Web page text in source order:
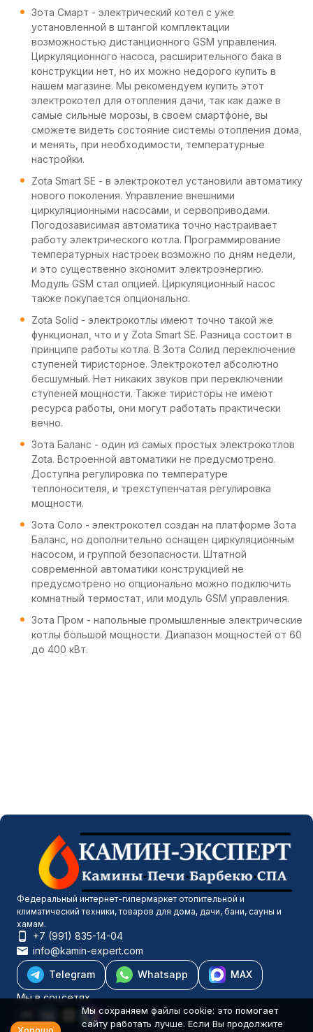
Зота Смарт - электрический котел с уже
установленной в штангой комплектации
возможностью дистанционного GSM управления.
Циркуляционного насоса, расширительного бака в
конструкции нет, но их можно недорого купить в
нашем магазине. Мы рекомендуем купить этот
электрокотел для отопления дачи, так как даже в
самые сильные морозы, в своем смартфоне, вы
сможете видеть состояние системы отопления дома,
и менять, при необходимости, температурные
настройки.
Zota Smart SE - в электрокотел установили автоматику
нового поколения. Управление внешними
циркуляционными насосами, и сервоприводами.
Погодозависимая автоматика точно настраивает
работу электрического котла. Программирование
температурных настроек возможно по дням недели,
и это существенно экономит электроэнергию.
Модуль GSM стал опцией. Циркуляционный насос
также покупается опционально.
Zota Solid - электрокотлы имеют точно такой же
функционал, что и у Zota Smart SE. Разница состоит в
принципе работы котла. В Зота Солид переключение
ступеней тиристорное. Электрокотел абсолютно
бесшумный. Нет никаких звуков при переключении
ступеней мощности. Также тиристоры не имеют
ресурса работы, они могут работать практически
вечно.
Зота Баланс - один из самых простых электрокотлов
Zota. Встроенной автоматики не предусмотрено.
Доступна регулировка по температуре
теплоносителя, и трехступенчатая регулировка
мощности.
Зота Соло - электрокотел создан на платформе Зота
Баланс, но дополнительно оснащен циркуляционным
насосом, и группой безопасности. Штатной
современной автоматики конструкцией не
предусмотрено но опционально можно подключить
комнатный термостат, или модуль GSM управления.
Зота Пром - напольные промышленные электрические
котлы большой мощности. Диапазон мощностей от 60
до 400 кВт.
Федеральный интернет-гипермаркет отопительной и
климатический техники, товаров для дома, дачи, бани, сауны и
хамам.
+7 (991) 835-14-04
info@kamin-expert.com
Telegram
Whatsapp
MAX
Мы в соцсетях
Мы сохраняем файлы cookie: это помогает
сайту работать лучше. Если Вы продолжите